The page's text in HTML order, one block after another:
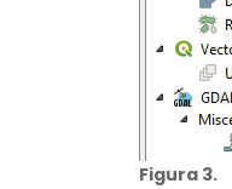
Figura 3.